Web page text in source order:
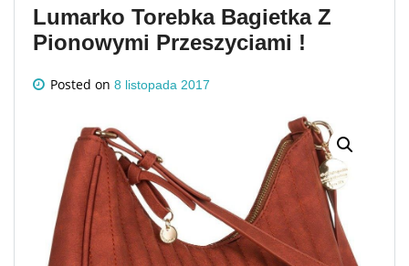
Lumarko Torebka Bagietka Z
Pionowymi Przeszyciami !
Posted on 8 listopada 2017